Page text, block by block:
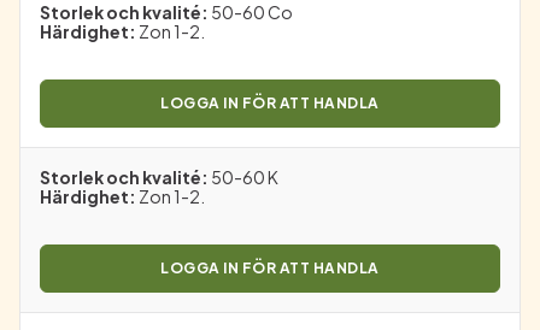
Storlek och kvalité: 50-60 Co
Härdighet: Zon 1-2.
LOGGA IN FÖR ATT HANDLA
Storlek och kvalité: 50-60 K
Härdighet: Zon 1-2.
LOGGA IN FÖR ATT HANDLA